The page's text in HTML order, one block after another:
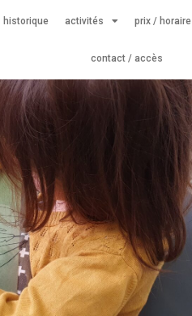
historique activités prix / horaire
contact / accès